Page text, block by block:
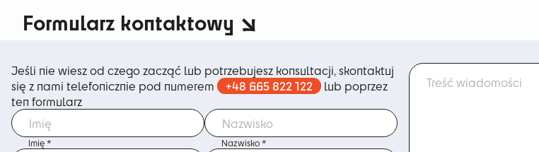
Formularz kontaktowy
Jeśli nie wiesz od czego zacząć lub potrzebujesz konsultacji, skontaktuj
się z nami telefonicznie pod numerem
+48 665 822 122
lub poprzez
ten formularz
Imię * Nazwisko *